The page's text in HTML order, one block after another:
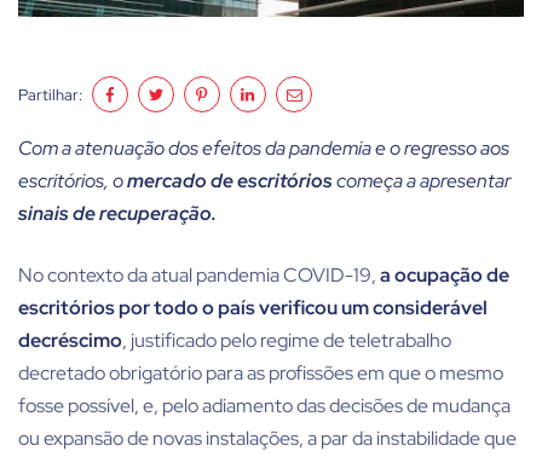
Partilhar:
Com a atenuação dos efeitos da pandemia e o regresso aos
escritórios, omercado de escritórioscomeça a apresentar
sinais de recuperação.
No contexto da atual pandemia COVID-19,a ocupação de
escritórios por todo o país verificou um considerável
decréscimo, justificado pelo regime de teletrabalho
decretado obrigatório para as profissões em que o mesmo
fosse possível, e, pelo adiamento das decisões de mudança
ou expansão de novas instalações, a par da instabilidade que